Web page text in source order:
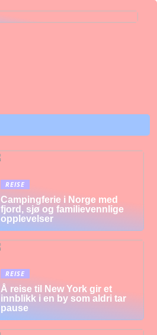
REISE
Campingferie i Norge med
fjord, sjø og familievennlige
opplevelser
REISE
Å reise til New York gir et
innblikk i en by som aldri tar
pause